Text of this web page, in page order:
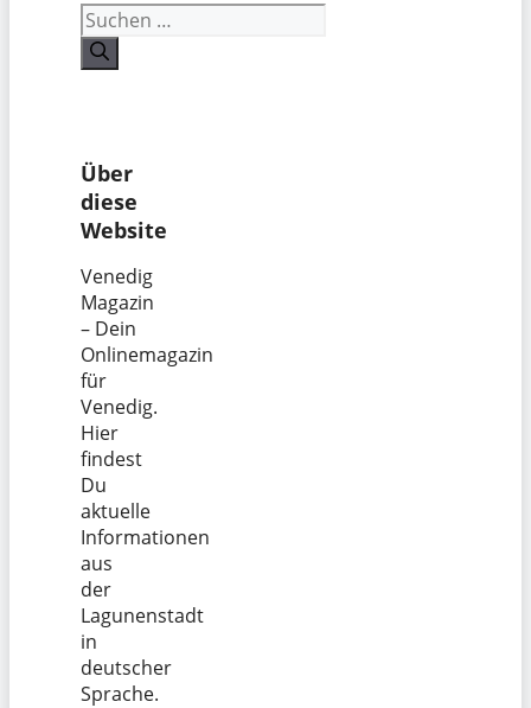
Suchen
nach:
Über
diese
Website
Venedig
Magazin
– Dein
Onlinemagazin
für
Venedig.
Hier
findest
Du
aktuelle
Informationen
aus
der
Lagunenstadt
in
deutscher
Sprache.